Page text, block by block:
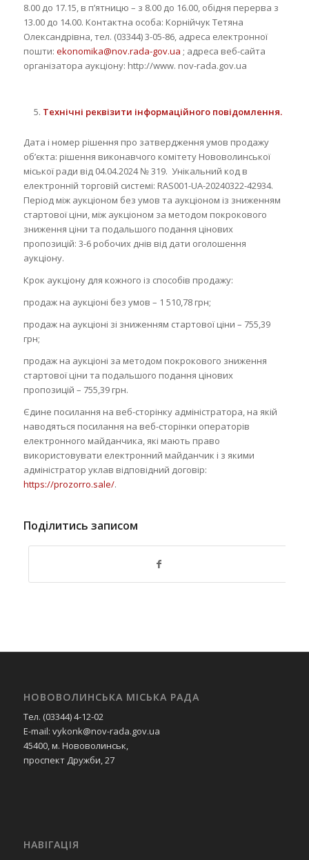
8.00 до 17.15, в п’ятницю – з 8.00 до 16.00, обідня перерва з
13.00 до 14.00. Контактна особа: Корнійчук Тетяна
Олександрівна, тел. (03344) 3-05-86, адреса електронної
пошти: ekonomika@nov.rada-gov.ua ; адреса веб-сайта
організатора аукціону: http://www. nov-rada.gov.ua
Технічні реквізити інформаційного повідомлення.
Дата і номер рішення про затвердження умов продажу
об’єкта: рішення виконавчого комітету Нововолинської
міської ради від 04.04.2024 № 319. Унікальний код в
електронній торговій системі: RAS001-UA-20240322-42934.
Період між аукціоном без умов та аукціоном із зниженням
стартової ціни, між аукціоном за методом покрокового
зниження ціни та подальшого подання цінових
пропозицій: 3-6 робочих днів від дати оголошення
аукціону.
Крок аукціону для кожного із способів продажу:
продаж на аукціоні без умов – 1 510,78 грн;
продаж на аукціоні зі зниженням стартової ціни – 755,39
грн;
продаж на аукціоні за методом покрокового зниження
стартової ціни та подальшого подання цінових
пропозицій – 755,39 грн.
Єдине посилання на веб-сторінку адміністратора, на якій
наводяться посилання на веб-сторінки операторів
електронного майданчика, які мають право
використовувати електронний майданчик і з якими
адміністратор уклав відповідний договір:
https://prozorro.sale/.
Поділитись записом
НОВОВОЛИНСЬКА МІСЬКА РАДА
Тел. (03344) 4-12-02
E-mail: vykonk@nov-rada.gov.ua
45400, м. Нововолинськ,
проспект Дружби, 27
НАВІГАЦІЯ